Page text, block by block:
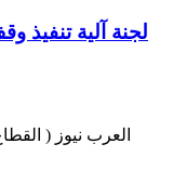
لجنة آلية تنفيذ
العرب نيوز (